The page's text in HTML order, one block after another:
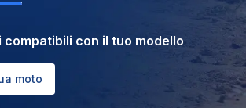
compatibili con il tuo modello
moto